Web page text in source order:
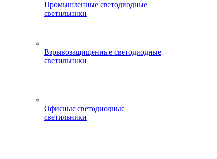
Промышленные светодиодные
светильники
Взрывозащищенные светодиодные
светильники
Офисные светодиодные
светильники